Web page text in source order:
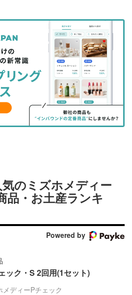
な
ッ
ク
マ
に
記
事
を
購
読
す
る
マ
ガ
登
録
す
る
のミズホメディー
品・お土産ランキ
Powered by
ック・S 2回用(1セット)
メディーPチェック